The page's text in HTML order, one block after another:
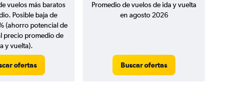
vuelos más baratos
Posible baja de
(ahorro potencial de
precio promedio de
y vuelta).
ofertas
Promedio de vuelos de ida y vuelta
en agosto 2026
Buscar ofertas